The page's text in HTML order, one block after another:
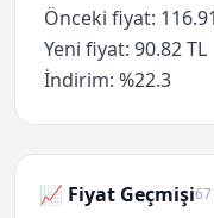
Önceki fiyat:
Yeni fiyat: 90.82 TL
İndirim: %22.3
📈 Fiyat Geçmişi67